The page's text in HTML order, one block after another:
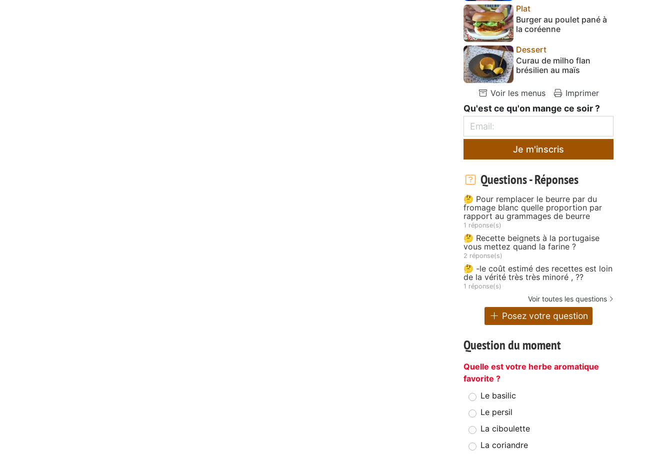
Plat
Burger au poulet pané à
la coréenne
Dessert
Curau de milho flan
brésilien au maïs
Voir les menus Imprimer
Qu'est ce qu'on mange ce soir ?
Je m'inscris
Questions - Réponses
🤔 Pour remplacer le beurre par du
fromage blanc quelle proportion par
rapport au grammages de beurre
1 réponse(s)
🤔 Recette beignets à la portugaise
vous mettez quand la farine ?
2 réponse(s)
🤔 -le coût estimé des recettes est loin
de la vérité très très minoré , ??
1 réponse(s)
Voir toutes les questions
Posez votre question
Question du moment
Quelle est votre herbe aromatique
favorite ?
Le basilic
Le persil
La ciboulette
La coriandre